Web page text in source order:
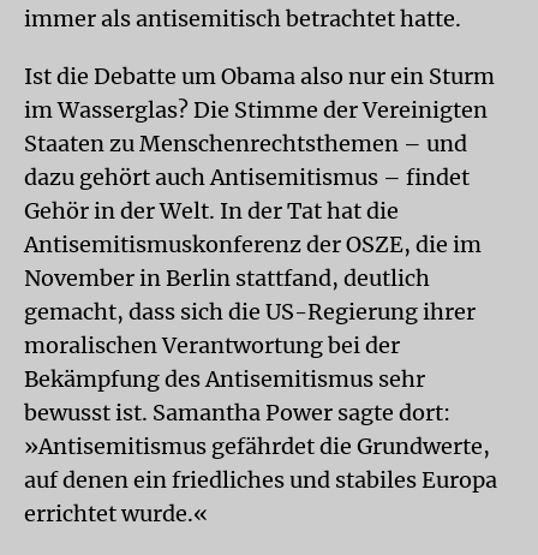
immer als antisemitisch betrachtet hatte.
Ist die Debatte um Obama also nur ein Sturm
im Wasserglas? Die Stimme der Vereinigten
Staaten zu Menschenrechtsthemen – und
dazu gehört auch Antisemitismus – findet
Gehör in der Welt. In der Tat hat die
Antisemitismuskonferenz der OSZE, die im
November in Berlin stattfand, deutlich
gemacht, dass sich die US-Regierung ihrer
moralischen Verantwortung bei der
Bekämpfung des Antisemitismus sehr
bewusst ist. Samantha Power sagte dort:
»Antisemitismus gefährdet die Grundwerte,
auf denen ein friedliches und stabiles Europa
errichtet wurde.«